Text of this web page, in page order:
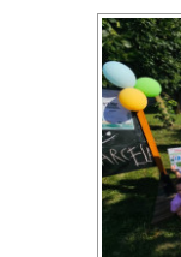
AKTUALNOŚCI
NASZA OFERTA
STREFA WIEDZY
STREFA KOLORU